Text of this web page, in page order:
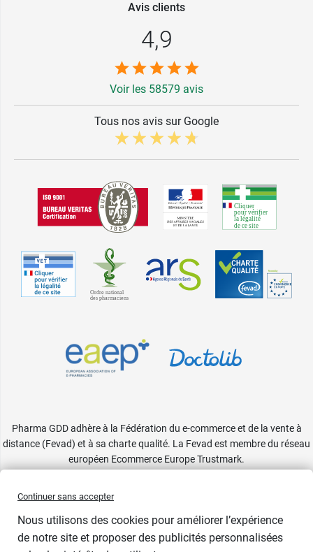
Avis clients
4,9
Voir les 58579 avis
Tous nos avis sur Google
Pharma GDD adhère à la Fédération du e-commerce et de la vente à
distance (Fevad) et à sa charte qualité. La Fevad est membre du réseau
européen Ecommerce Europe Trustmark.
Continuer sans accepter
Nous utilisons des cookies pour améliorer l’expérience
de notre site et proposer des publicités personnalisées